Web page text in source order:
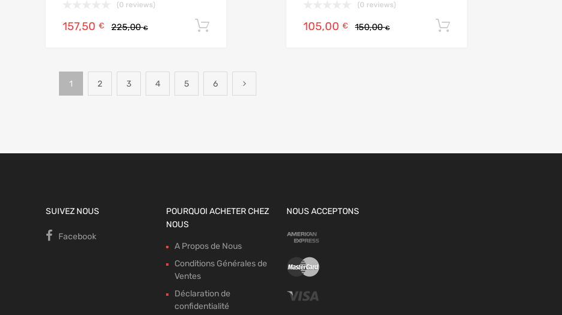
Ajouter au panier
(0 reviews)
225,00€
157,50 € Ajouter au panier
(0 reviews)
150,00€
105,00 €
1 2 3 4 5 6
SUIVEZ NOUS
Facebook
POURQUOI ACHETER CHEZ
NOUS
A Propos de Nous
Conditions Générales de
Ventes
Déclaration de
confidentialité
NOUS ACCEPTONS